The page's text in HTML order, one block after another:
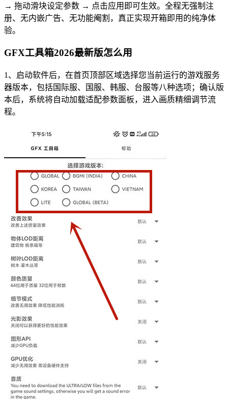
→ 拖动滑块设定参数 → 点击应用即可生效。全程无强制注
册、无内嵌广告、无功能阉割，真正实现开箱即用的纯净体
验。
GFX工具箱2026最新版怎么用
1、启动软件后，在首页顶部区域选择您当前运行的游戏服务
器版本，包括国际服、国服、韩服、台服等八种选项；确认版
本后，系统将自动加载适配参数面板，进入画质精细调节流
程。